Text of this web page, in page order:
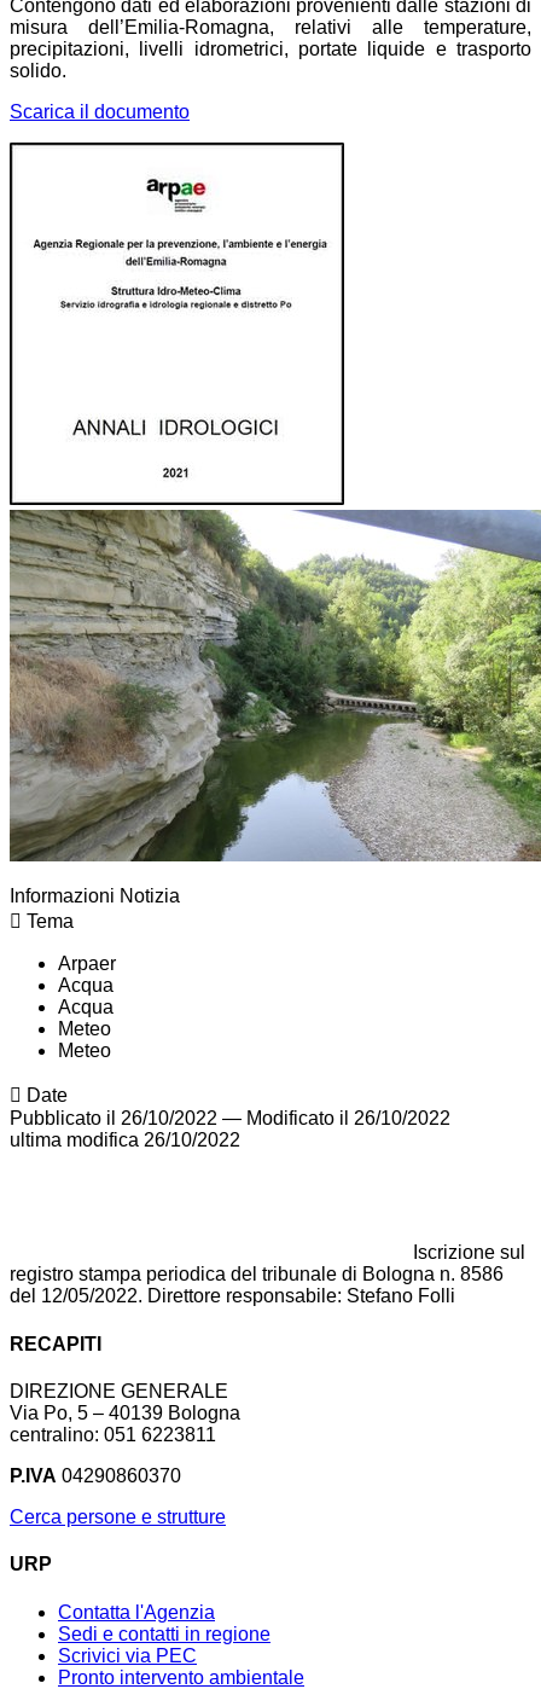
Contengono dati ed elaborazioni provenienti dalle stazioni di
misura dell’Emilia-Romagna, relativi alle temperature,
precipitazioni, livelli idrometrici, portate liquide e trasporto
solido.
Scarica il documento
Informazioni Notizia
Tema
Arpaer
Acqua
Acqua
Meteo
Meteo
Date
Pubblicato il 26/10/2022 — Modificato il 26/10/2022
ultima modifica 26/10/2022
Iscrizione sul
registro stampa periodica del tribunale di Bologna n. 8586
del 12/05/2022. Direttore responsabile: Stefano Folli
RECAPITI
DIREZIONE GENERALE
Via Po, 5 – 40139 Bologna
centralino: 051 6223811
P.IVA 04290860370
Cerca persone e strutture
URP
Contatta l'Agenzia
Sedi e contatti in regione
Scrivici via PEC
Pronto intervento ambientale